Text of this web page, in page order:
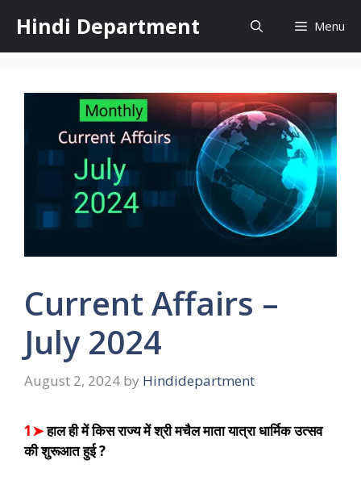
content
Hindi Department Menu
Current Affairs –
July 2024
August 2, 2024 by Hindidepartment
1➤हाल ही में किस राज्य में श्री मचैल माता यात्रा धार्मिक उत्सव
की शुरूआत हुई ?